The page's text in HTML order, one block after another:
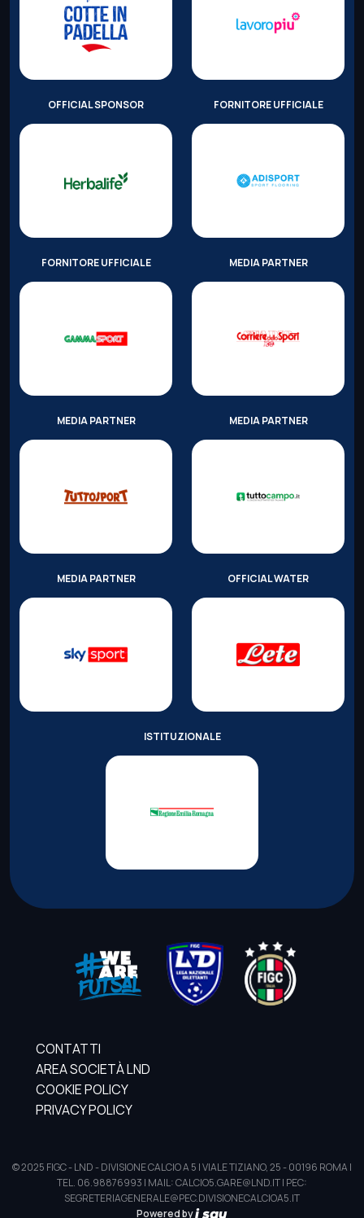
OFFICIAL SPONSOR FORNITORE UFFICIALE
FORNITORE UFFICIALE MEDIA PARTNER
MEDIA PARTNER MEDIA PARTNER
MEDIA PARTNER OFFICIAL WATER
ISTITUZIONALE
CONTATTI
AREA SOCIETÀ LND
COOKIE POLICY
PRIVACY POLICY
© 2025 FIGC - LND - DIVISIONE CALCIO A 5 | VIALE TIZIANO, 25 - 00196 ROMA |
TEL. 06.98876993 | MAIL: CALCIO5.GARE@LND.IT | PEC:
SEGRETERIAGENERALE@PEC.DIVISIONECALCIOA5.IT
Powered by